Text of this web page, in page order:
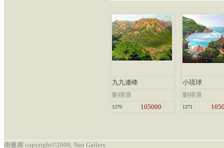
九九連峰
劉得浪
1270 105000
小琉球
劉得浪
1271
南畫廊 copyright©2008, Nan Gallery